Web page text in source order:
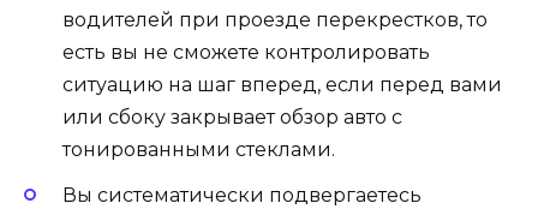
водителей при проезде перекрестков, то
есть вы не сможете контролировать
ситуацию на шаг вперед, если перед вами
или сбоку закрывает обзор авто с
тонированными стеклами.
Вы систематически подвергаетесь